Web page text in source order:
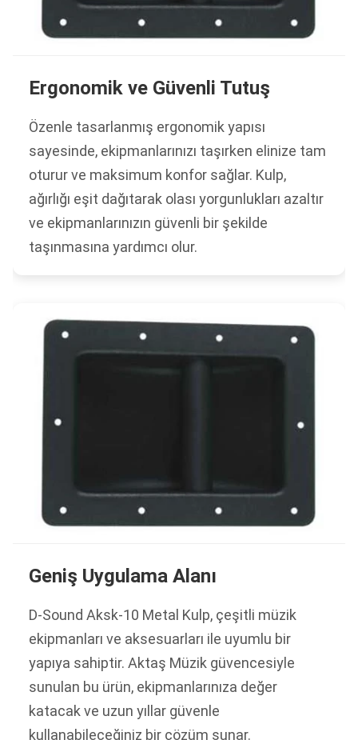
Ergonomik ve Güvenli Tutuş
Özenle tasarlanmış ergonomik yapısı
sayesinde, ekipmanlarınızı taşırken elinize tam
oturur ve maksimum konfor sağlar. Kulp,
ağırlığı eşit dağıtarak olası yorgunlukları azaltır
ve ekipmanlarınızın güvenli bir şekilde
taşınmasına yardımcı olur.
Geniş Uygulama Alanı
D-Sound Aksk-10 Metal Kulp, çeşitli müzik
ekipmanları ve aksesuarları ile uyumlu bir
yapıya sahiptir. Aktaş Müzik güvencesiyle
sunulan bu ürün, ekipmanlarınıza değer
katacak ve uzun yıllar güvenle
kullanabileceğiniz bir çözüm sunar.